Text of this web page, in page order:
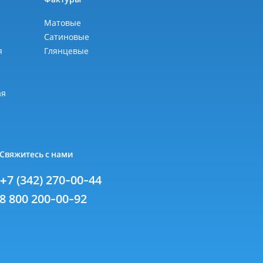
Матовые
Сатиновые
Глянцевые
Свяжитесь с нами
+7 (342) 270-00-44
8 800 200-00-92